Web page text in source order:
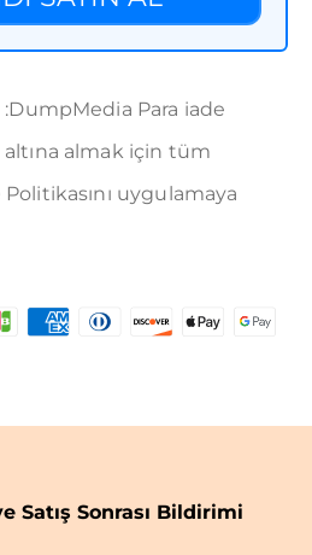
:DumpMedia Para iade
altına almak için tüm
uygulamaya
Satış Sonrası Bildirimi